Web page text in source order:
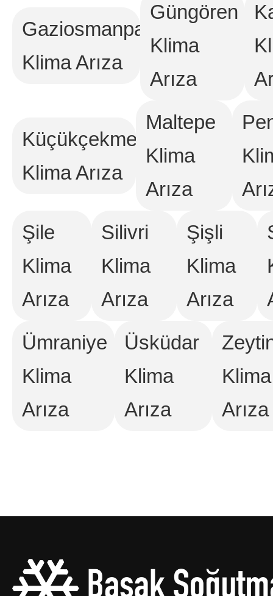
Gaziosmanpaşa
Klima Arıza
Güngören
Klima
Arıza
Küçükçekmece
Klima Arıza
Maltepe
Klima
Arıza
Şile
Klima
Arıza
Silivri
Klima
Arıza
Şişli
Klima
Arıza
Ümraniye
Klima
Arıza
Üsküdar
Klima
Arıza
Klima
Arıza